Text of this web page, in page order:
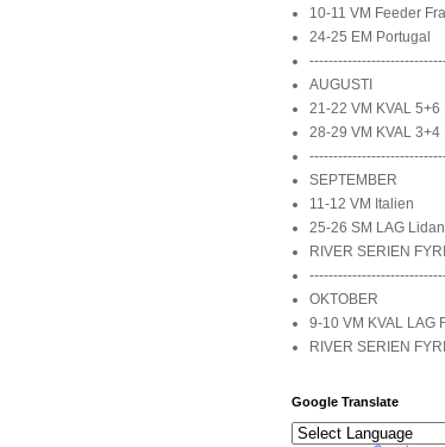
10-11 VM Feeder
24-25 EM Portugal
AUGUSTI
21-22 VM KVAL
28-29 VM KVAL
SEPTEMBER
11-12 VM Italien
25-26 SM LAG Lidan
RIVER SERIEN
OKTOBER
9-10 VM KVAL LAG
RIVER SERIEN
Google Translate